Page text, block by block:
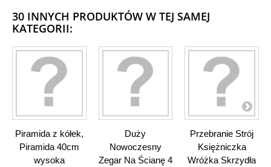
30 INNYCH PRODUKTÓW W TEJ SAMEJ
KATEGORII:
Piramida z kółek,
Piramida 40cm
wysoka
Duży
Nowoczesny
Zegar Na Ścianę 4
Przebranie Strój
Księżniczka
Wróżka Skrzydła